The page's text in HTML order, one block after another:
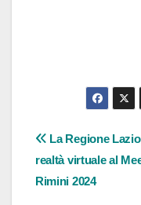
articoli
La Regione
realtà virtuale al
Rimini 2024